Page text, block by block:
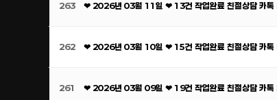
263 ❤ 2026년 03월 11일 ❤ 13건 작업완료 친절상담 카
262 ❤ 2026년 03월 10일 ❤ 15건 작업완료 친절상담 카
261 ❤ 2026년 03월 09일 ❤ 19건 작업완료 친절상담 카